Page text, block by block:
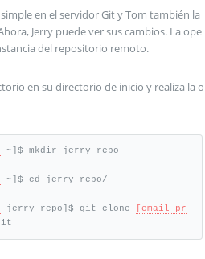
en el servidor Git y Tom también la
Jerry puede ver sus cambios. La ope
del repositorio remoto.
en su directorio de inicio y realiza la o
~]$ mkdir jerry_repo
~]$ cd jerry_repo/
jerry_repo]$ git clone
[email pr